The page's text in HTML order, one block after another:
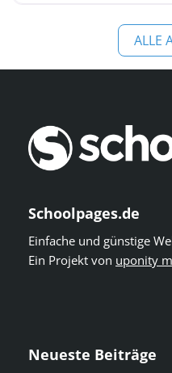
ALLE
Schoolpages.de
Einfache und günstige
Ein Projekt von uponity
Neueste Beiträge